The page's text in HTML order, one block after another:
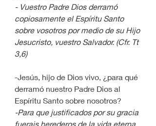
- Vuestro Padre Dios derramó
copiosamente el Espíritu Santo
sobre vosotros por medio de su Hijo
Jesucristo, vuestro Salvador. (Cfr. Tt
3,6)
-Jesús, hijo de Dios vivo, ¿para qué
derramó nuestro Padre Dios al
Espíritu Santo sobre nosotros?
-Para que justificados por su gracia
fuerais herederos de la vida eterna.